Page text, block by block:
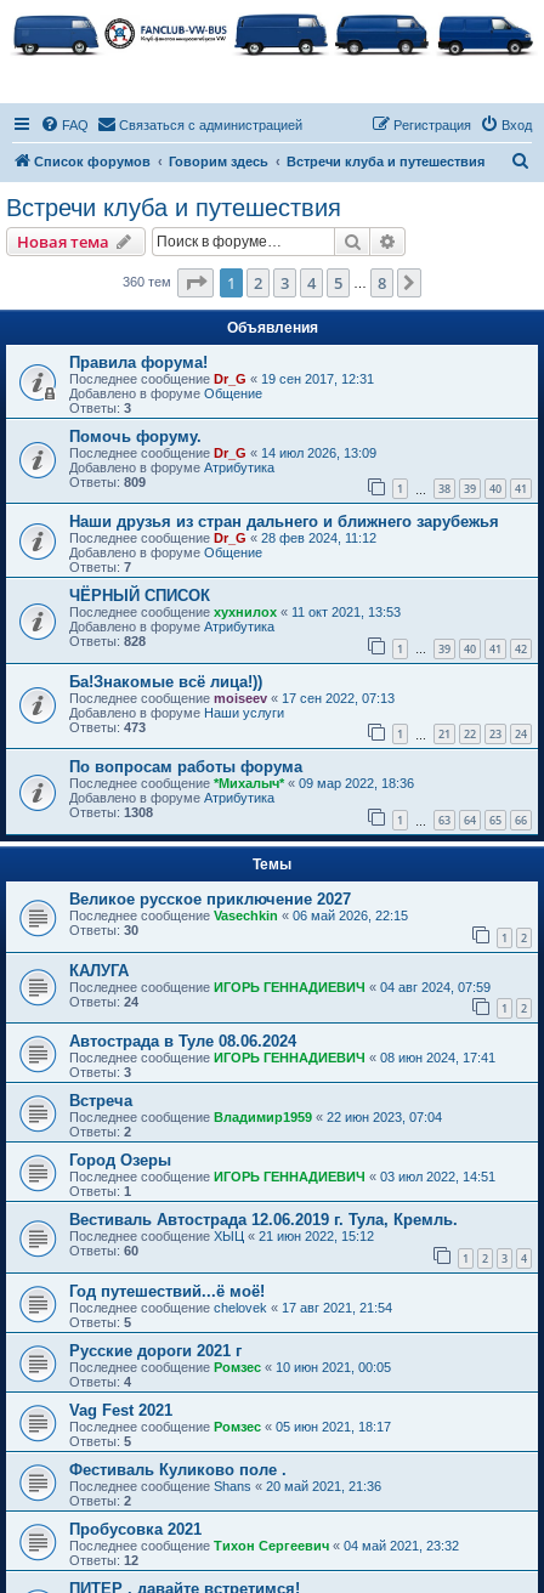
FAQ Связаться с администрацией Вход
Регистрация
Список форумов Говорим здесь Встречи клуба и путешествия
Встречи клуба и путешествия
Новая тема Поиск
360 тем Страница из
1 2 3 4 5 8
Объявления
Правила форума!
Последнее сообщение Dr_G « 19 сен 2017, 12:31
Добавлено в форуме Общение
Ответы: 3
Помочь форуму.
Последнее сообщение Dr_G « 14 июл 2026, 13:09
Добавлено в форуме Атрибутика
Ответы: 809 1 38 39 40 41
Наши друзья из стран дальнего и ближнего зарубежья
Последнее сообщение Dr_G « 28 фев 2024, 11:12
Добавлено в форуме Общение
Ответы: 7
ЧЁРНЫЙ СПИСОК
Последнее сообщение хухнилох « 11 окт 2021, 13:53
Добавлено в форуме Атрибутика
Ответы: 828 1 … 39 40 41 42
Ба!Знакомые всё лица!))
Последнее сообщение moiseev « 17 сен 2022, 07:13
Добавлено в форуме Наши услуги
Ответы: 473 1 21 22 23 24
По вопросам работы форума
Последнее сообщение *Михалыч*« 09 мар 2022, 18:36
Добавлено в форуме Атрибутика
Ответы: 1308 1 63 64 65 66
Темы
Великое русское приключение 2027
Последнее сообщение Vasechkin « 06 май 2026, 22:15
Ответы: 30 1 2
КАЛУГА
Последнее сообщение ИГОРЬ ГЕННАДИЕВИЧ « 04 авг 2024, 07:59
Ответы: 24 1 2
Автострада в Туле 08.06.2024
Последнее сообщение ИГОРЬ ГЕННАДИЕВИЧ « 08 июн 2024, 17:41
Ответы: 3
Встреча
Последнее сообщение Владимир1959 « 22 июн 2023, 07:04
Ответы: 2
Город Озеры
Последнее сообщение ИГОРЬ ГЕННАДИЕВИЧ « 03 июл 2022, 14:51
Ответы: 1
Вестиваль Автострада 12.06.2019 г. Тула, Кремль.
Последнее сообщение ХЫЦ « 21 июн 2022, 15:12
Ответы: 60 1 2 3 4
Год путешествий...ё моё!
Последнее сообщение chelovek « 17 авг 2021, 21:54
Ответы: 5
Русские дороги 2021 г
Последнее сообщение Ромзес « 10 июн 2021, 00:05
Ответы: 4
Vag Fest 2021
Последнее сообщение Ромзес « 05 июн 2021, 18:17
Ответы: 5
Фестиваль Куликово поле .
Последнее сообщение Shans « 20 май 2021, 21:36
Ответы: 2
Пробусовка 2021
Последнее сообщение Тихон Сергеевич « 04 май 2021, 23:32
Ответы: 12
ПИТЕР , давайте встретимся!